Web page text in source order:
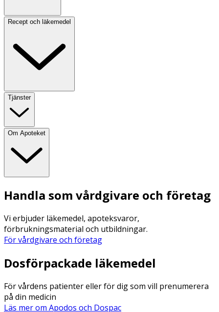
Recept och läkemedel
Tjänster
Om Apoteket
Handla som vårdgivare och företag
Vi erbjuder läkemedel, apoteksvaror,
förbrukningsmaterial och utbildningar.
För vårdgivare och företag
Dosförpackade läkemedel
För vårdens patienter eller för dig som vill prenumerera
på din medicin
Läs mer om Apodos och Dospac